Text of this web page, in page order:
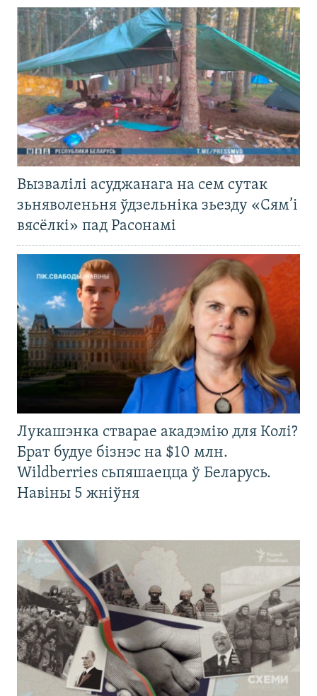
Вызвалілі асуджанага на сем сутак
зьняволеньня ўдзельніка зьезду «Сям’і
вясёлкі» пад Расонамі
Лукашэнка стварае акадэмію для Колі?
Брат будуе бізнэс на $10 млн.
Wildberries сьпяшаецца ў Беларусь.
Навіны 5 жніўня